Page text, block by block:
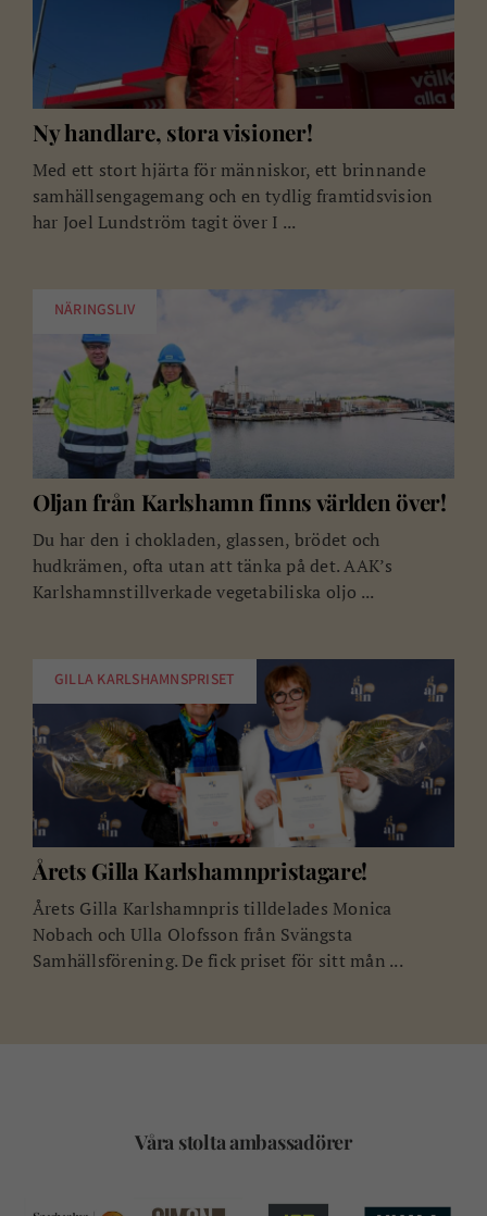
Ny handlare, stora visioner!
Med ett stort hjärta för människor, ett brinnande
samhällsengagemang och en tydlig framtidsvision
har Joel Lundström tagit över I ...
NÄRINGSLIV
Oljan från Karlshamn finns världen över!
Du har den i chokladen, glassen, brödet och
hudkrämen, ofta utan att tänka på det. AAK’s
Karlshamnstillverkade vegetabiliska oljo ...
GILLA KARLSHAMNSPRISET
Årets Gilla Karlshamnpristagare!
Årets Gilla Karlshamnpris tilldelades Monica
Nobach och Ulla Olofsson från Svängsta
Samhällsförening. De fick priset för sitt mån ...
Våra stolta ambassadörer